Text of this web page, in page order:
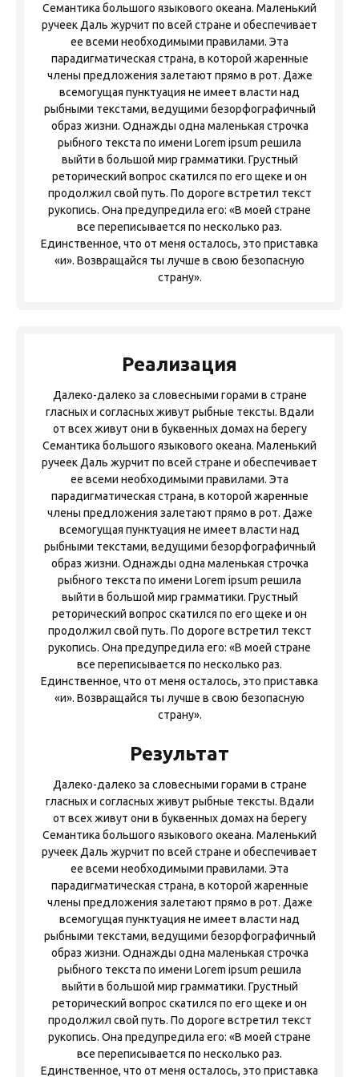
Семантика большого языкового океана. Маленький
ручеек Даль журчит по всей стране и обеспечивает
ее всеми необходимыми правилами. Эта
парадигматическая страна, в которой жаренные
члены предложения залетают прямо в рот. Даже
всемогущая пунктуация не имеет власти над
рыбными текстами, ведущими безорфографичный
образ жизни. Однажды одна маленькая строчка
рыбного текста по имени Lorem ipsum решила
выйти в большой мир грамматики. Грустный
реторический вопрос скатился по его щеке и он
продолжил свой путь. По дороге встретил текст
рукопись. Она предупредила его: «В моей стране
все переписывается по несколько раз.
Единственное, что от меня осталось, это приставка
«и». Возвращайся ты лучше в свою безопасную
Реализация
Далеко-далеко за словесными горами в стране
гласных и согласных живут рыбные тексты. Вдали
от всех живут они в буквенных домах на берегу
Семантика большого языкового океана. Маленький
ручеек Даль журчит по всей стране и обеспечивает
ее всеми необходимыми правилами. Эта
парадигматическая страна, в которой жаренные
члены предложения залетают прямо в рот. Даже
всемогущая пунктуация не имеет власти над
рыбными текстами, ведущими безорфографичный
образ жизни. Однажды одна маленькая строчка
рыбного текста по имени Lorem ipsum решила
выйти в большой мир грамматики. Грустный
реторический вопрос скатился по его щеке и он
продолжил свой путь. По дороге встретил текст
рукопись. Она предупредила его: «В моей стране
все переписывается по несколько раз.
Единственное, что от меня осталось, это приставка
«и». Возвращайся ты лучше в свою безопасную
Результат
Далеко-далеко за словесными горами в стране
гласных и согласных живут рыбные тексты. Вдали
от всех живут они в буквенных домах на берегу
Семантика большого языкового океана. Маленький
ручеек Даль журчит по всей стране и обеспечивает
ее всеми необходимыми правилами. Эта
парадигматическая страна, в которой жаренные
члены предложения залетают прямо в рот. Даже
всемогущая пунктуация не имеет власти над
рыбными текстами, ведущими безорфографичный
образ жизни. Однажды одна маленькая строчка
рыбного текста по имени Lorem ipsum решила
выйти в большой мир грамматики. Грустный
реторический вопрос скатился по его щеке и он
продолжил свой путь. По дороге встретил текст
рукопись. Она предупредила его: «В моей стране
все переписывается по несколько раз.
Единственное, что от меня осталось, это приставка